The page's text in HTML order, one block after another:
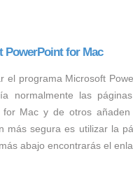
PowerPoint for Mac
el programa Microsoft
normalmente las
for Mac y de otros
más segura es utilizar la
abajo encontrarás el